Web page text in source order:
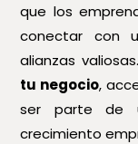
que los
conectar con
alianzas
tu negocio,
ser parte de
crecimiento